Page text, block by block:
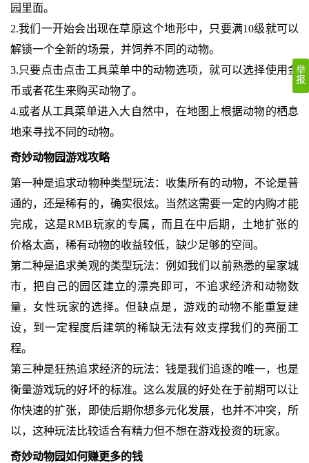
园里面。
2.我们一开始会出现在草原这个地形中，只要满10级就可以
解锁一个全新的场景，并饲养不同的动物。
3.只要点击点击工具菜单中的动物选项，就可以选择使用金
币或者花生来购买动物了。
4.或者从工具菜单进入大自然中，在地图上根据动物的栖息
地来寻找不同的动物。
奇妙动物园游戏攻略
第一种是追求动物种类型玩法：收集所有的动物，不论是普
通的，还是稀有的，确实很炫。当然这需要一定的内购才能
完成，这是RMB玩家的专属，而且在中后期，土地扩张的
价格太高，稀有动物的收益较低，缺少足够的空间。
第二种是追求美观的类型玩法：例如我们以前熟悉的星家城
市，把自己的园区建立的漂亮即可，不追求经济和动物数
量，女性玩家的选择。但缺点是，游戏的动物不能重复建
设，到一定程度后建筑的稀缺无法有效支撑我们的亮丽工
程。
第三种是狂热追求经济的玩法：钱是我们追逐的唯一，也是
衡量游戏玩的好坏的标准。这么发展的好处在于前期可以让
你快速的扩张，即使后期你想多元化发展，也并不冲突，所
以，这种玩法比较适合有精力但不想在游戏投资的玩家。
奇妙动物园如何赚更多的钱
举
报